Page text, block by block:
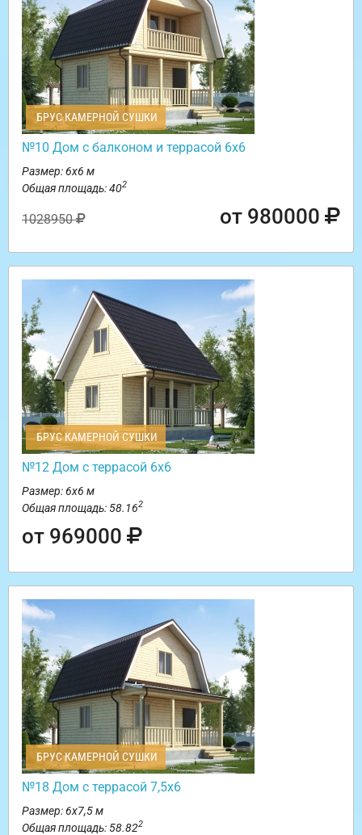
БРУС КАМЕРНОЙ СУШКИ
№10 Дом с балконом и террасой 6х6
Размер: 6х6 м
Общая площадь: 402
1028950 от 980000
БРУС КАМЕРНОЙ СУШКИ
№12 Дом с террасой 6х6
Размер: 6х6 м
Общая площадь: 58.162
от 969000
БРУС КАМЕРНОЙ СУШКИ
№18 Дом с террасой 7,5х6
Размер: 6х7,5 м
Общая площадь: 58.822